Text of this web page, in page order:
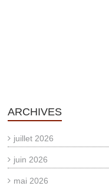
ARCHIVES
juillet 2026
juin 2026
mai 2026